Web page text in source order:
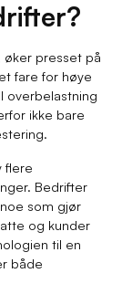
øker presset på
fare for høye
overbelastning
ikke bare
flere
Bedrifter
som gjør
og kunder
til en
både